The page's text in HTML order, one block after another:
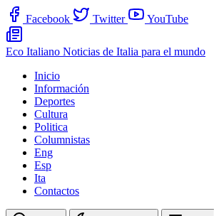
Facebook Twitter YouTube
Eco Italiano Noticias de Italia para el mundo
Inicio
Información
Deportes
Cultura
Politica
Columnistas
Eng
Esp
Ita
Contactos